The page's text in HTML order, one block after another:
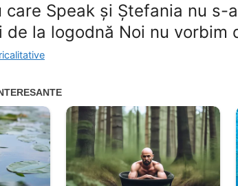
care Speak și Ștefania nu s-
de la logodnă Noi nu vorbim